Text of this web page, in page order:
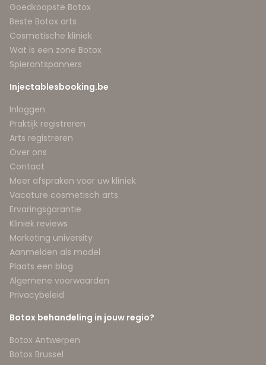
Goedkoopste Botox
Beste Botox arts
Cosmetische kliniek
Wat is een zone Botox
Spierontspanners
Injectablesbooking.be
Inloggen
Praktijk registreren
Arts registreren
Over ons
Contact
Meer afspraken voor uw kliniek
Vacature cosmetisch arts
Ervaringsgarantie
Kliniek reviews
Marketing university
Aanmelden als model
Plaats een blog
Algemene voorwaarden
Privacybeleid
Botox behandeling in jouw regio?
Botox Antwerpen
Botox Brussel